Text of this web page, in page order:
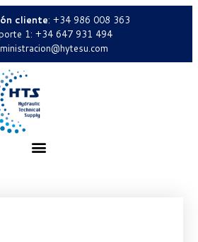
cliente: +34 986 008 363
1: +34 647 931 494